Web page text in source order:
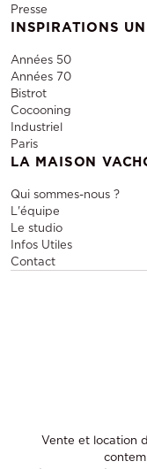
Presse
INSPIRATIONS
Années 50
Années 70
Bistrot
Cocooning
Industriel
Paris
LA MAISON
Qui sommes-nous ?
L'équipe
Le studio
Infos Utiles
Contact
Vente et location